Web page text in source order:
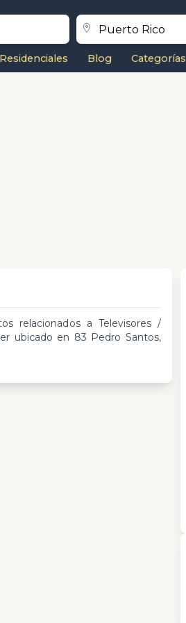
Residenciales Blog Categorías
relacionados a Televisores /
ubicado en 83 Pedro Santos,